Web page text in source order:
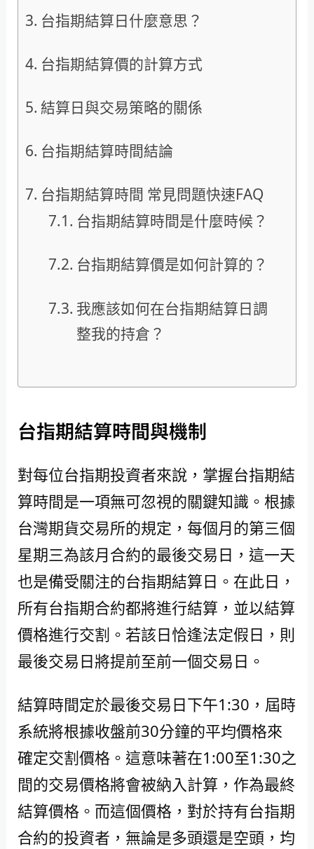
台指期結算日什麼意思？
台指期結算價的計算方式
結算日與交易策略的關係
台指期結算時間結論
台指期結算時間 常見問題快速FAQ
台指期結算時間是什麼時候？
台指期結算價是如何計算的？
我應該如何在台指期結算日調
整我的持倉？
台指期結算時間與機制
對每位台指期投資者來說，掌握台指期結
算時間是一項無可忽視的關鍵知識。根據
台灣期貨交易所的規定，每個月的第三個
星期三為該月合約的最後交易日，這一天
也是備受關注的台指期結算日。在此日，
所有台指期合約都將進行結算，並以結算
價格進行交割。若該日恰逢法定假日，則
最後交易日將提前至前一個交易日。
結算時間定於最後交易日下午1:30，屆時
系統將根據收盤前30分鐘的平均價格來
確定交割價格。這意味著在1:00至1:30之
間的交易價格將會被納入計算，作為最終
結算價格。而這個價格，對於持有台指期
合約的投資者，無論是多頭還是空頭，均